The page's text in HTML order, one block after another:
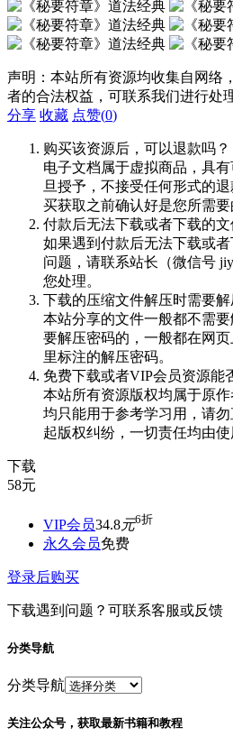
声明：本站所有资源均收集自网络
者的合法权益，可联系我们进行处理
分享 收藏 点赞(0)
购买该资源后，可以退款吗？
电子文档属于虚拟商品，具
旦授予，不接受任何形式的
买获取之前确认好是您所需要
付款后无法下载或者下载的
如果遇到付款后无法下载或
问题，请联系站长（微信号
您处理。
下载的压缩文件解压时需要解
本站分享的文件一般都不需
要解压密码的，一般都在网
里标注的解压密码。
免费下载或者VIP会员资源能
本站所有资源版权均属于原
均只能用于参考学习用，请勿
起版权纠纷，一切责任均由使
下载
58元
VIP会员34.8元6折
永久会员免费
登录后购买
下载遇到问题？可联系客服或反馈
分类导航
分类导航
关注公众号，获取最新书籍和教程